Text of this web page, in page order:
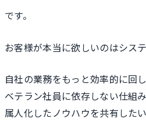
です。
お客様が本当に欲しいのはシス
自社の業務をもっと効率的に回し
ベテラン社員に依存しない仕組
属人化したノウハウを共有したい